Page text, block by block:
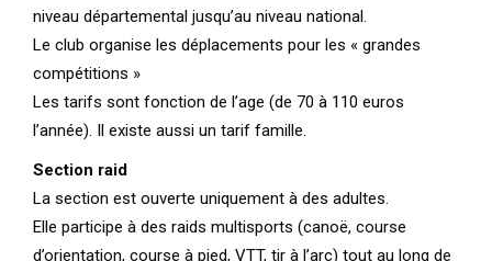
niveau départemental jusqu’au niveau national.
Le club organise les déplacements pour les « grandes
compétitions »
Les tarifs sont fonction de l’age (de 70 à 110 euros
l’année). Il existe aussi un tarif famille.
Section raid
La section est ouverte uniquement à des adultes.
Elle participe à des raids multisports (canoë, course
d’orientation, course à pied, VTT, tir à l’arc) tout au long de